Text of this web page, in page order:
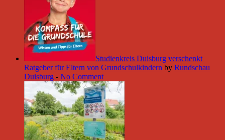
Studienkreis Duisburg verschenkt
Ratgeber für Eltern von Grundschulkindern by Rundschau
Duisburg - No Comment